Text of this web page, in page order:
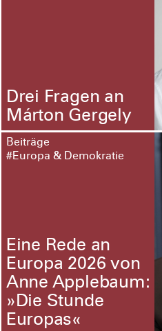
Drei Fragen an
Márton Gergely
Beiträge
#Europa & Demokratie
Eine Rede an
Europa 2026 von
Anne Applebaum:
»Die Stunde
Europas«